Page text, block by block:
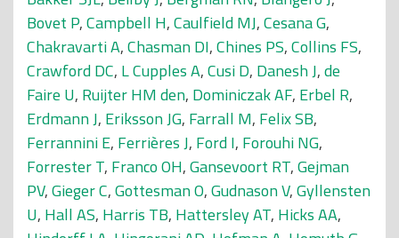
Bovet P,Campbell H,Caulfield MJ,Cesana G,
Chakravarti A,Chasman DI,Chines PS,Collins FS,
Crawford DC, L Cupples A,Cusi D, Danesh J,de
Faire U, Ruijter HM den, Dominiczak AF, Erbel R,
Erdmann J, Eriksson JG, Farrall M, Felix SB,
Ferrannini E, Ferrières J, Ford I, Forouhi NG,
Forrester T, Franco OH,Gansevoort RT,Gejman
PV,Gieger C,Gottesman O,Gudnason V,Gyllensten
U, Hall AS, Harris TB, Hattersley AT, Hicks AA,